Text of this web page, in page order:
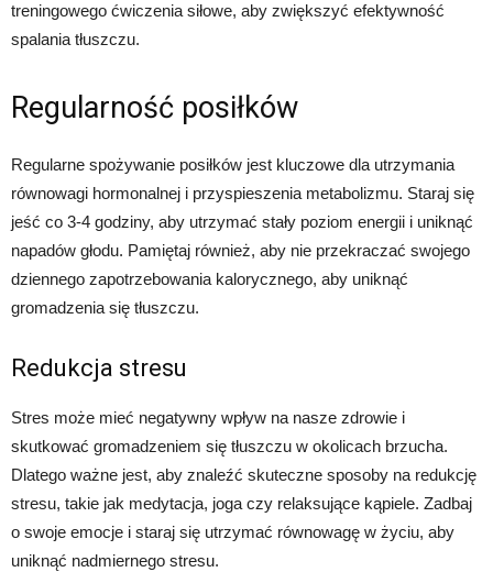
treningowego ćwiczenia siłowe, aby zwiększyć efektywność
spalania tłuszczu.
Regularność posiłków
Regularne spożywanie posiłków jest kluczowe dla utrzymania
równowagi hormonalnej i przyspieszenia metabolizmu. Staraj się
jeść co 3-4 godziny, aby utrzymać stały poziom energii i uniknąć
napadów głodu. Pamiętaj również, aby nie przekraczać swojego
dziennego zapotrzebowania kalorycznego, aby uniknąć
gromadzenia się tłuszczu.
Redukcja stresu
Stres może mieć negatywny wpływ na nasze zdrowie i
skutkować gromadzeniem się tłuszczu w okolicach brzucha.
Dlatego ważne jest, aby znaleźć skuteczne sposoby na redukcję
stresu, takie jak medytacja, joga czy relaksujące kąpiele. Zadbaj
o swoje emocje i staraj się utrzymać równowagę w życiu, aby
uniknąć nadmiernego stresu.